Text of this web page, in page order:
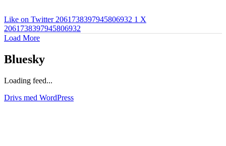
Like on Twitter 2061738397945806932 1 X
2061738397945806932
Load More
Bluesky
Loading feed...
Drivs med WordPress